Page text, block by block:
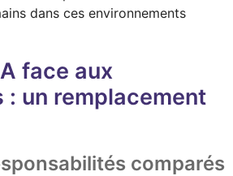
dans ces environnements
face aux
: un remplacement
comparés